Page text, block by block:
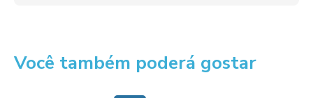
Você também poderá gostar